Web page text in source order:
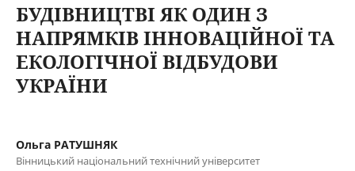
БУДІВНИЦТВІ ЯК ОДИН З
НАПРЯМКІВ ІННОВАЦІЙНОЇ ТА
ЕКОЛОГІЧНОЇ ВІДБУДОВИ
УКРАЇНИ
Ольга РАТУШНЯК
Вінницький національний технічний університет